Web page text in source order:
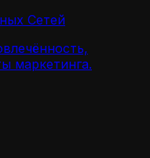
Сетей
маркетинга.